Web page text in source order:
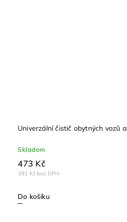
Univerzální čistič obytných vozů
Skladem
391 Kč bez DPH
473 Kč
Do košíku